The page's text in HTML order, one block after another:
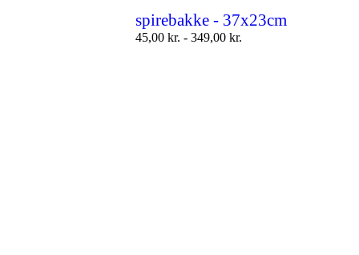
spirebakke - 37x23cm
45,00 kr. - 349,00 kr.